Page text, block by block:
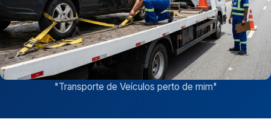
"Transporte de Veículos perto de mim"